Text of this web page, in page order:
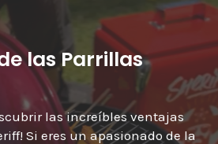
las Parrillas
las increíbles ventajas
Si eres un apasionado de la